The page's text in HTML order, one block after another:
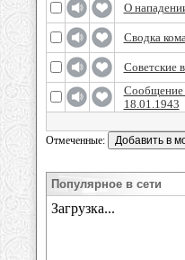
О
Сводка
Советские
Сообщение
18.01.1943
Отмеченные:
Популярное в сети